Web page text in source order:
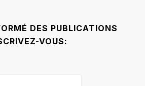
DES PUBLICATIONS
VOUS: